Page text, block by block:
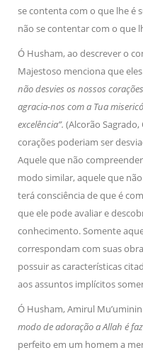
se contenta com o que lhe é
não se contentar com o que
Ó Husham, ao descrever o
Majestoso menciona que
não desvies os nossos
agracia-nos com a Tua
excelência”. (Alcorão Sagrado,
corações poderiam ser
Aquele que não
modo similar, aquele que
terá consciência de que é
que ele pode avaliar e
conhecimento. Somente
correspondam com suas
possuir as características
aos assuntos implícitos
Ó Husham, Amirul
modo de adoração a Allah é
perfeito em um homem a